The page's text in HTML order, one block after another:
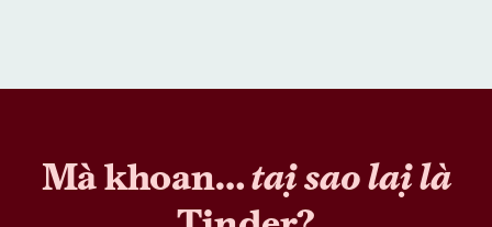
Mà khoan…tại sao lại là